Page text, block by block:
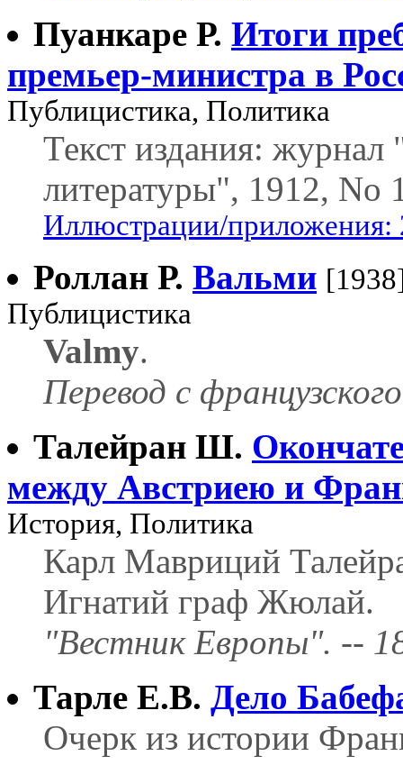
Пуанкаре Р. Итоги
премьер-министра в
Публицистика, Политика
Текст издания:
литературы", 1912, No
Иллюстрации/приложения:
Роллан Р. Вальми
Публицистика
Valmy.
Перевод с
Талейран Ш.
между Австриею и
История, Политика
Карл Мавриций
Игнатий граф Жюлай.
"Вестник Европы". --
Тарле Е.В. Дело
Очерк из истории